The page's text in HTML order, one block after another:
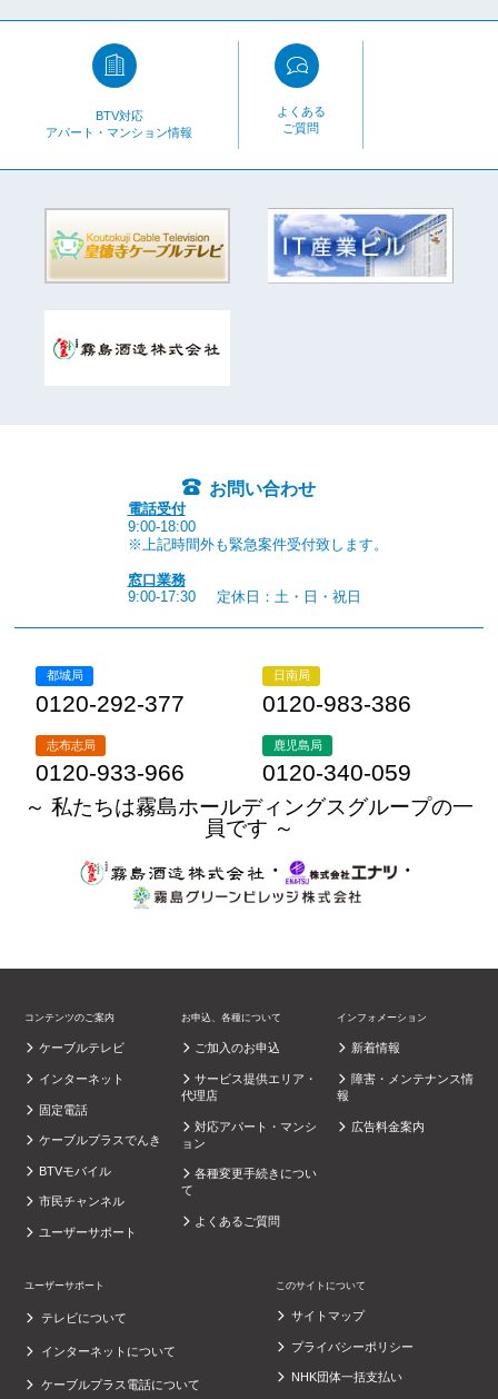
BTV対応
アパート・マンション情報
よくある
ご質問
お問い合わせ
電話受付
9:00-18:00
※上記時間外も緊急案件受付致します。
窓口業務
9:00-17:30
定休日：土・日・祝日
都城局
0120-292-377
日南局
0120-983-386
志布志局
0120-933-966
鹿児島局
0120-340-059
～ 私たちは霧島ホールディングスグループの一
員です ～
・
・
コンテンツのご案内
ケーブルテレビ
インターネット
固定電話
ケーブルプラスでんき
BTVモバイル
市民チャンネル
ユーザーサポート
お申込、各種について
ご加入のお申込
サービス提供エリア・
代理店
対応アパート・マンシ
ョン
各種変更手続きについ
て
よくあるご質問
インフォメーション
新着情報
障害・メンテナンス情
報
広告料金案内
ユーザーサポート
テレビについて
インターネットについて
ケーブルプラス電話について
このサイトについて
サイトマップ
プライバシーポリシー
NHK団体一括支払い